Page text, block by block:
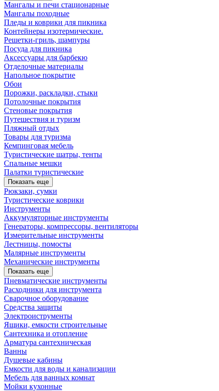
Мангалы и печи стационарные
Мангалы походные
Пледы и коврики для пикника
Контейнеры изотермические.
Решетки-гриль, шампуры
Посуда для пикника
Аксессуары для барбекю
Отделочные материалы
Напольное покрытие
Обои
Порожки, раскладки, стыки
Потолочные покрытия
Стеновые покрытия
Путешествия и туризм
Пляжный отдых
Товары для туризма
Кемпинговая мебель
Туристические шатры, тенты
Спальные мешки
Палатки туристические
Показать еще
Рюкзаки, сумки
Туристические коврики
Инструменты
Аккумуляторные инструменты
Генераторы, компрессоры, вентиляторы
Измерительные инструменты
Лестницы, помосты
Малярные инструменты
Механические инструменты
Показать еще
Пневматические инструменты
Расходники для инструмента
Сварочное оборудование
Средства защиты
Электроиструменты
Ящики, емкости строительные
Сантехника и отопление
Арматура сантехническая
Ванны
Душевые кабины
Емкости для воды и канализации
Мебель для ванных комнат
Мойки кухонные